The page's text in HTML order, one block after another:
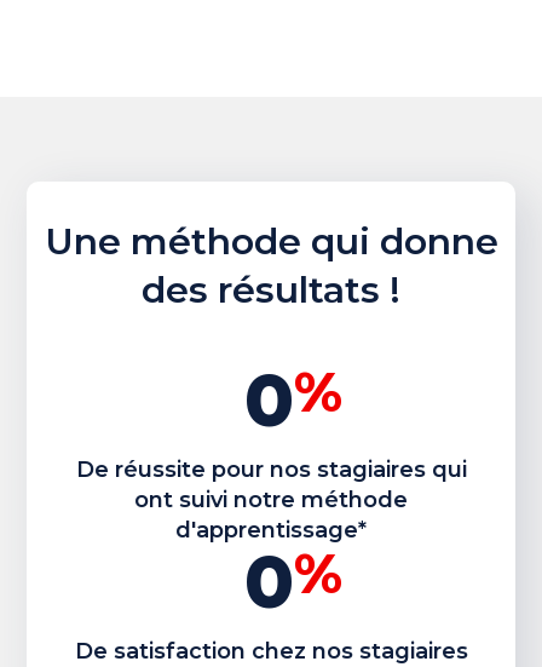
Une méthode qui donne
des résultats !
0%
De réussite pour nos stagiaires qui
ont suivi notre méthode
d'apprentissage*
0%
De satisfaction chez nos stagiaires